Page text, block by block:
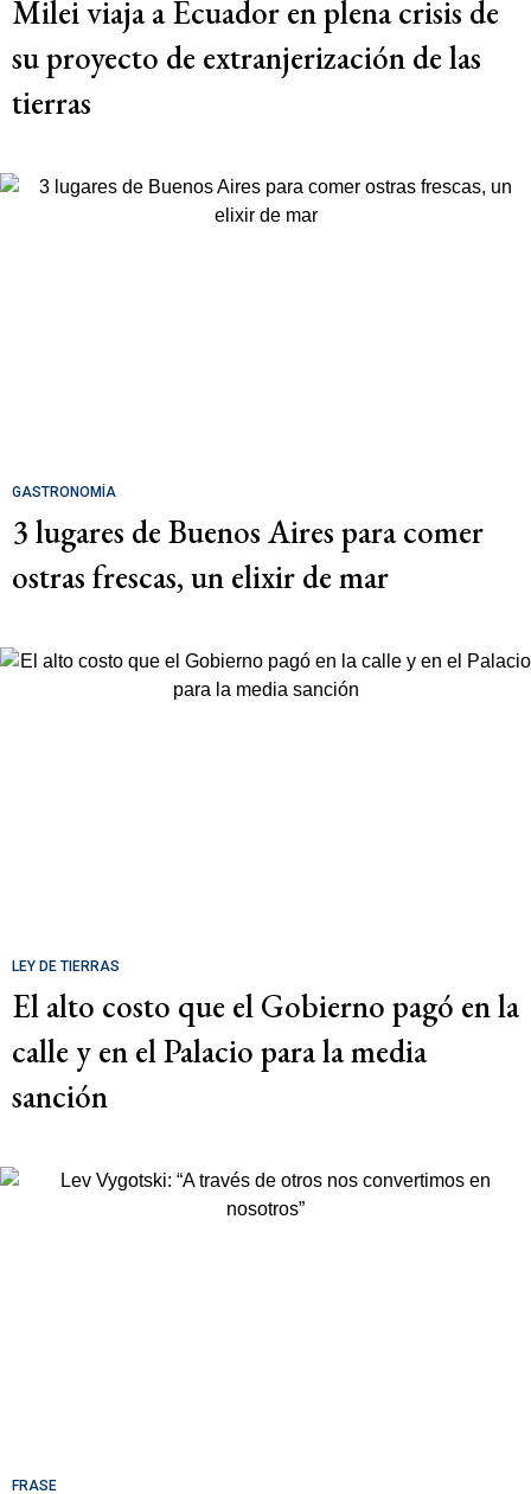
Milei viaja a Ecuador en plena crisis de
su proyecto de extranjerización de las
tierras
GASTRONOMÍA
3 lugares de Buenos Aires para comer
ostras frescas, un elixir de mar
LEY DE TIERRAS
El alto costo que el Gobierno pagó en la
calle y en el Palacio para la media
sanción
FRASE